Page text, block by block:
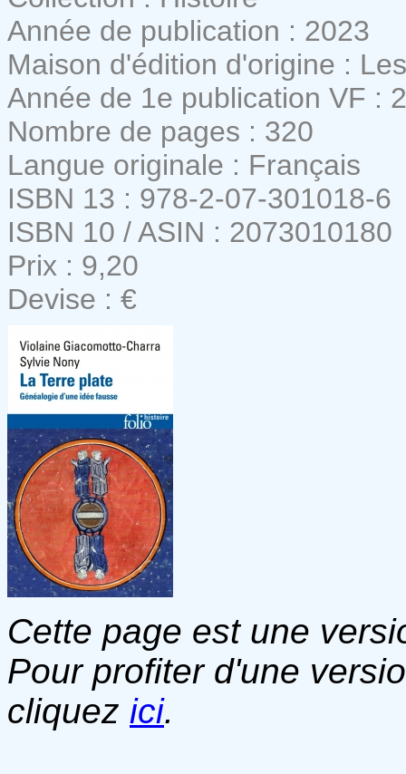
Année de publication : 2023
Maison d'édition d'origine :
Année de 1e publication VF :
Nombre de pages : 320
Langue originale : Français
ISBN 13 : 978-2-07-301018-6
ISBN 10 / ASIN : 2073010180
Prix : 9,20
Devise : €
Cette page est une
Pour profiter d'une
cliquez ici.